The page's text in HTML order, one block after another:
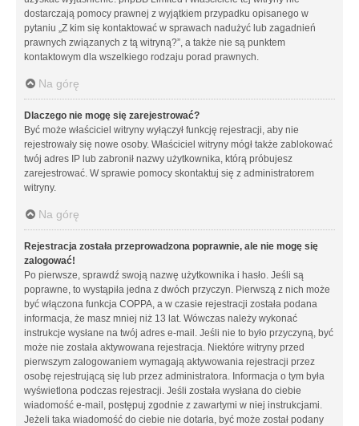
dostarczają pomocy prawnej z wyjątkiem przypadku opisanego w
pytaniu „Z kim się kontaktować w sprawach nadużyć lub zagadnień
prawnych związanych z tą witryną?”, a także nie są punktem
kontaktowym dla wszelkiego rodzaju porad prawnych.
Na górę
Dlaczego nie mogę się zarejestrować?
Być może właściciel witryny wyłączył funkcję rejestracji, aby nie
rejestrowały się nowe osoby. Właściciel witryny mógł także zablokować
twój adres IP lub zabronił nazwy użytkownika, którą próbujesz
zarejestrować. W sprawie pomocy skontaktuj się z administratorem
witryny.
Na górę
Rejestracja została przeprowadzona poprawnie, ale nie mogę się
zalogować!
Po pierwsze, sprawdź swoją nazwę użytkownika i hasło. Jeśli są
poprawne, to wystąpiła jedna z dwóch przyczyn. Pierwszą z nich może
być włączona funkcja COPPA, a w czasie rejestracji została podana
informacja, że masz mniej niż 13 lat. Wówczas należy wykonać
instrukcje wysłane na twój adres e-mail. Jeśli nie to było przyczyną, być
może nie została aktywowana rejestracja. Niektóre witryny przed
pierwszym zalogowaniem wymagają aktywowania rejestracji przez
osobę rejestrującą się lub przez administratora. Informacja o tym była
wyświetlona podczas rejestracji. Jeśli została wysłana do ciebie
wiadomość e-mail, postępuj zgodnie z zawartymi w niej instrukcjami.
Jeżeli taka wiadomość do ciebie nie dotarła, być może został podany